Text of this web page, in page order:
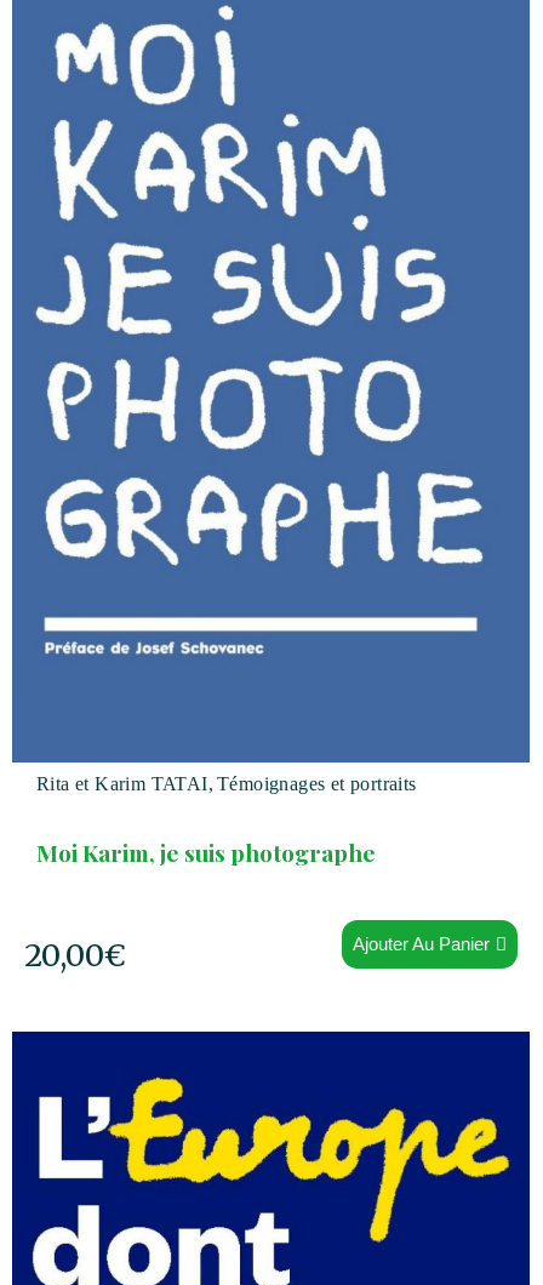
Rita et Karim TATAI, Témoignages et portraits
Moi Karim, je suis photographe
20,00€ Ajouter Au Panier